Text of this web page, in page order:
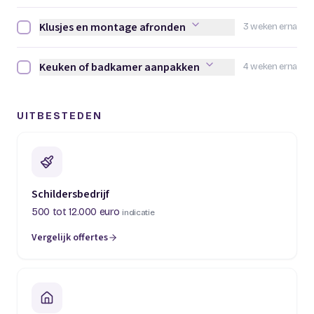
3 weken erna
Klusjes en montage afronden afvinken
Klusjes en montage afronden
4 weken erna
Keuken of badkamer aanpakken afvinken
Keuken of badkamer aanpakken
UITBESTEDEN
Schildersbedrijf
500 tot 12.000 euro indicatie
Vergelijk offertes
(opent in een nieuw tabblad)